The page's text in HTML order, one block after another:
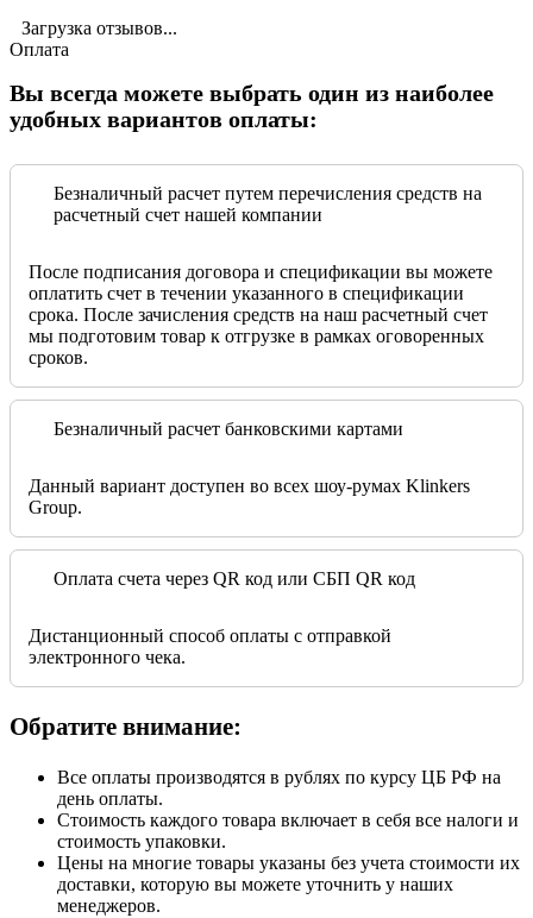
Загрузка отзывов...
Оплата
Вы всегда можете выбрать один из наиболее
удобных вариантов оплаты:
Безналичный расчет путем перечисления средств на
расчетный счет нашей компании
После подписания договора и спецификации вы можете
оплатить счет в течении указанного в спецификации
срока. После зачисления средств на наш расчетный счет
мы подготовим товар к отгрузке в рамках оговоренных
сроков.
Безналичный расчет банковскими картами
Данный вариант доступен во всех шоу-румах Klinkers
Group.
Оплата счета через QR код или СБП QR код
Дистанционный способ оплаты с отправкой
электронного чека.
Обратите внимание:
Все оплаты производятся в рублях по курсу ЦБ РФ на
день оплаты.
Стоимость каждого товара включает в себя все налоги и
стоимость упаковки.
Цены на многие товары указаны без учета стоимости их
доставки, которую вы можете уточнить у наших
менеджеров.